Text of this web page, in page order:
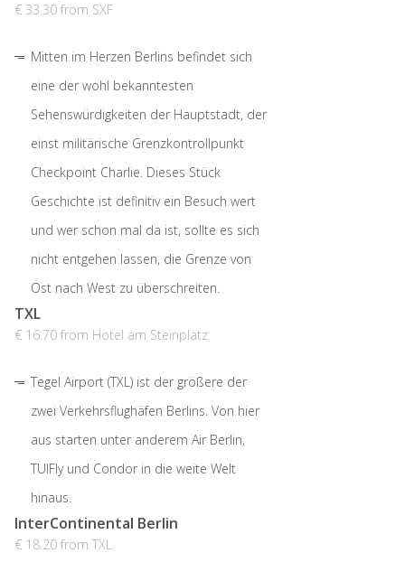
€ 33.30 from SXF
Mitten im Herzen Berlins befindet sich
eine der wohl bekanntesten
Sehenswürdigkeiten der Hauptstadt, der
einst militärische Grenzkontrollpunkt
Checkpoint Charlie. Dieses Stück
Geschichte ist definitiv ein Besuch wert
und wer schon mal da ist, sollte es sich
nicht entgehen lassen, die Grenze von
Ost nach West zu überschreiten.
TXL
€ 16.70 from Hotel am Steinplatz
Tegel Airport (TXL) ist der größere der
zwei Verkehrsflughäfen Berlins. Von hier
aus starten unter anderem Air Berlin,
TUIFly und Condor in die weite Welt
hinaus.
InterContinental Berlin
€ 18.20 from TXL